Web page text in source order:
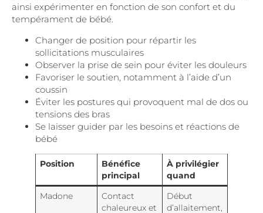
ainsi expérimenter en fonction de son confort et du
tempérament de bébé.
Changer de position pour répartir les
sollicitations musculaires
Observer la prise de sein pour éviter les douleurs
Favoriser le soutien, notamment à l’aide d’un
coussin
Éviter les postures qui provoquent mal de dos ou
tensions des bras
Se laisser guider par les besoins et réactions de
bébé
Position
Bénéfice
principal
À privilégier
quand
Madone
Contact
chaleureux et
Début
d’allaitement,